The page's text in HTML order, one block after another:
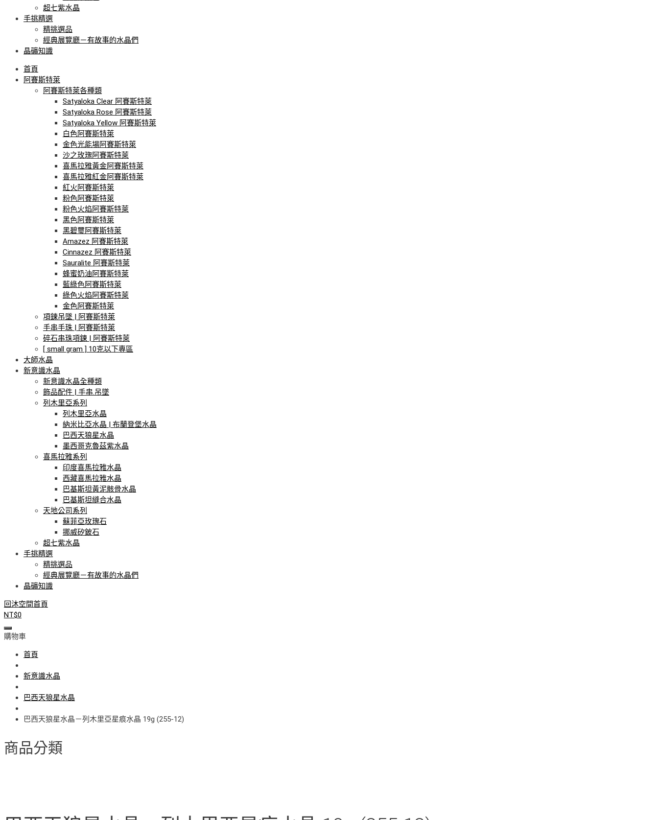
超七紫水晶
手挑精選
精挑選品
經典展覽廳－有故事的水晶們
晶礦知識
首頁
阿賽斯特萊
阿賽斯特萊各種類
Satyaloka Clear 阿賽斯特萊
Satyaloka Rose 阿賽斯特萊
Satyaloka Yellow 阿賽斯特萊
白色阿賽斯特萊
金色光能場阿賽斯特萊
沙之玫瑰阿賽斯特萊
喜馬拉雅黃金阿賽斯特萊
喜馬拉雅紅金阿賽斯特萊
紅火阿賽斯特萊
粉色阿賽斯特萊
粉色火焰阿賽斯特萊
黑色阿賽斯特萊
黑碧璽阿賽斯特萊
Amazez 阿賽斯特萊
Cinnazez 阿賽斯特萊
Sauralite 阿賽斯特萊
蜂蜜奶油阿賽斯特萊
藍綠色阿賽斯特萊
綠色火焰阿賽斯特萊
金色阿賽斯特萊
項鍊吊墜 | 阿賽斯特萊
手串手珠 | 阿賽斯特萊
碎石串珠項鍊 | 阿賽斯特萊
[ small gram ] 10克以下專區
大師水晶
新意識水晶
新意識水晶全種類
飾品配件 | 手串.吊墜
列木里亞系列
列木里亞水晶
納米比亞水晶 | 布蘭登堡水晶
巴西天狼星水晶
墨西哥克魯茲紫水晶
喜馬拉雅系列
印度喜馬拉雅水晶
西藏喜馬拉雅水晶
巴基斯坦黃泥骸骨水晶
巴基斯坦縫合水晶
天地公司系列
蘇菲亞玫瑰石
挪威矽鈹石
超七紫水晶
手挑精選
精挑選品
經典展覽廳－有故事的水晶們
晶礦知識
回沐空間首頁
NT$0
購物車
首頁
新意識水晶
巴西天狼星水晶
巴西天狼星水晶－列木里亞星痕水晶 19g (255-12)
商品分類